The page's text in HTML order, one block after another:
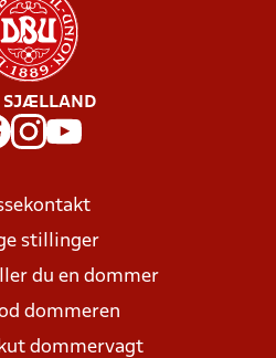
SJÆLLAND
stillinger
du en dommer
dommeren
dommervagt